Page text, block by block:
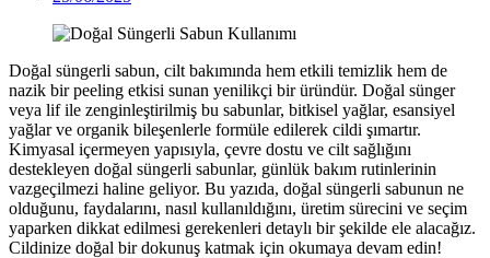
Doğal süngerli sabun, cilt bakımında hem etkili temizlik hem de
nazik bir peeling etkisi sunan yenilikçi bir üründür. Doğal sünger
veya lif ile zenginleştirilmiş bu sabunlar, bitkisel yağlar, esansiyel
yağlar ve organik bileşenlerle formüle edilerek cildi şımartır.
Kimyasal içermeyen yapısıyla, çevre dostu ve cilt sağlığını
destekleyen doğal süngerli sabunlar, günlük bakım rutinlerinin
vazgeçilmezi haline geliyor. Bu yazıda, doğal süngerli sabunun ne
olduğunu, faydalarını, nasıl kullanıldığını, üretim sürecini ve seçim
yaparken dikkat edilmesi gerekenleri detaylı bir şekilde ele alacağız.
Cildinize doğal bir dokunuş katmak için okumaya devam edin!